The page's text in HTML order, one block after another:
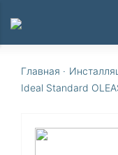
Главная ·
Ideal Standard